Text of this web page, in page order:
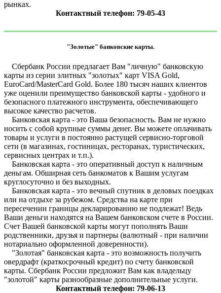
рынках.
Контактный телефон: 79-05-43
"Золотые" банковские карты.
Сбербанк России предлагает Вам "личную" банковскую
карты из серии элитных "золотых" карт VISA Gold,
EuroCard/MasterCard Gold. Более 180 тысяч наших клиентов
уже оценили преимущество банковской карты - удобного и
безопасного платежного инструмента, обеспечивающего
высокое качество расчетов.
Банковская карта - это Ваша безопасность. Вам не нужно
носить с собой крупные суммы денег. Вы можете оплачивать
товары и услуги в постоянно растущей сервисно-торговой
сети (в магазинах, гостиницах, ресторанах, туристических,
сервисных центрах и т.п.).
Банковская карта - это оперативный доступ к наличным
деньгам. Обширная сеть банкоматов к Вашим услугам
круглосуточно и без выходных.
Банковская карта - это вечный спутник в деловых поездках
или на отдыхе за рубежом. Средства на карте при
пересечении границы декларированию не подлежат! Ведь
Ваши деньги находятся на Вашем банковском счете в России.
Счет Вашей банковской карты могут пополнять Ваши
родственники, друзья и партнеры (валютный - при наличии
нотариально оформленной доверенности).
"Золотая" банковская карта - это возможность получить
овердрафт (краткосрочный кредит) по счету банковской
карты. Сбербанк России предложит Вам как владельцу
"золотой" карты разнообразные дополнительные услуги.
Контактный телефон: 79-06-13